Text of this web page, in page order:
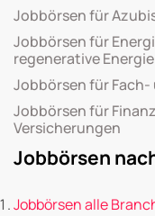
Jobbörsen für
Jobbörsen für
regenerative Energie
Jobbörsen für
Jobbörsen für
Versicherungen
Jobbörsen
Jobbörsen alle